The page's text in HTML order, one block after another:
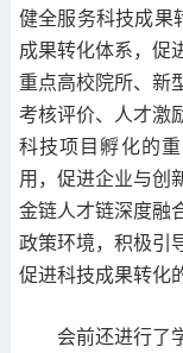
健全服务科技成果
成果转化体系，促
重点高校院所、新
考核评价、人才激
科技项目孵化的
用，促进企业与创
金链人才链深度融
政策环境，积极引
促进科技成果转化
会前还进行了